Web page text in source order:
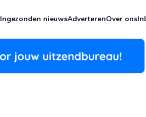
Ingezonden nieuwsAdverterenOver ons